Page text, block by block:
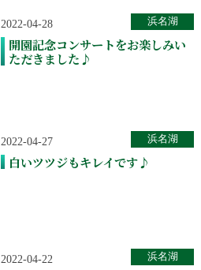
2022-04-28
開園記念コンサートをお楽しみい
ただきました♪
浜名湖
2022-04-27
白いツツジもキレイです♪
浜名湖
2022-04-22 浜名湖